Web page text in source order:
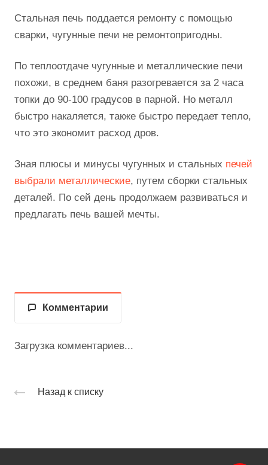
Стальная печь поддается ремонту с помощью
сварки, чугунные печи не ремонтопригодны.
По теплоотдаче чугунные и металлические печи
похожи, в среднем баня разогревается за 2 часа
топки до 90-100 градусов в парной. Но металл
быстро накаляется, также быстро передает тепло,
что это экономит расход дров.
Зная плюсы и минусы чугунных и стальных печей
выбрали металлические, путем сборки стальных
деталей. По сей день продолжаем развиваться и
предлагать печь вашей мечты.
Комментарии
Загрузка комментариев...
Назад к списку